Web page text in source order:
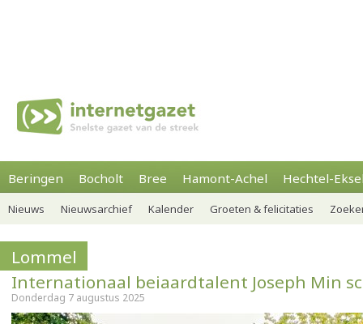
Beringen Bocholt Bree Hamont-Achel Hechtel-
Nieuws Nieuwsarchief Kalender Groeten & felicitaties
Lommel
Internationaal beiaardtalent Joseph Min
Donderdag 7 augustus 2025